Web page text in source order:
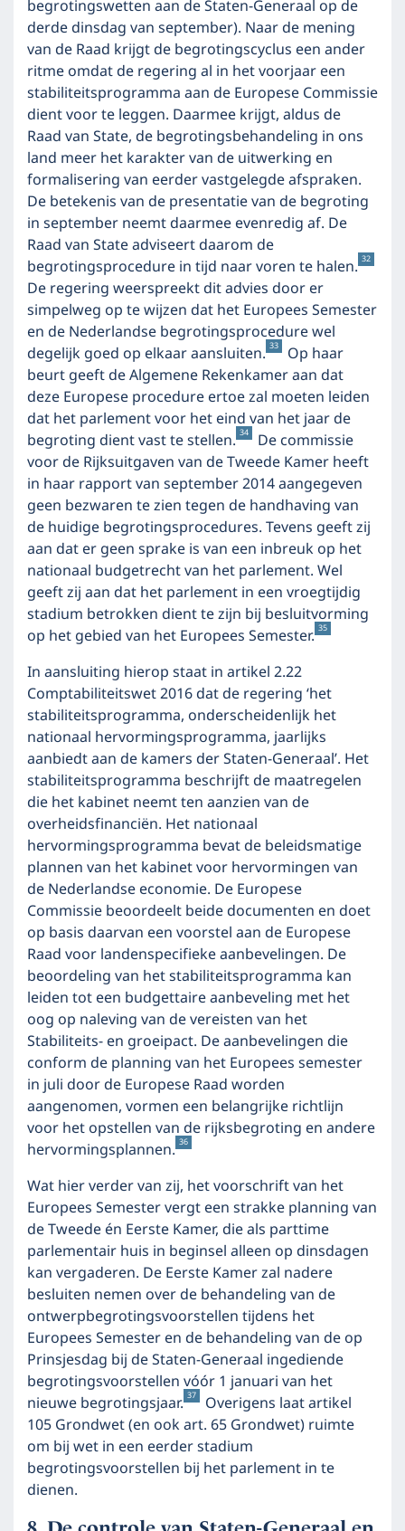
begrotingswetten aan de Staten-Generaal op de
derde dinsdag van september). Naar de mening
van de Raad krijgt de begrotingscyclus een ander
ritme omdat de regering al in het voorjaar een
stabiliteitsprogramma aan de Europese Commissie
dient voor te leggen. Daarmee krijgt, aldus de
Raad van State, de begrotingsbehandeling in ons
land meer het karakter van de uitwerking en
formalisering van eerder vastgelegde afspraken.
De betekenis van de presentatie van de begroting
in september neemt daarmee evenredig af. De
Raad van State adviseert daarom de
begrotingsprocedure in tijd naar voren te halen. 32
De regering weerspreekt dit advies door er
simpelweg op te wijzen dat het Europees Semester
en de Nederlandse begrotingsprocedure wel
degelijk goed op elkaar aansluiten. 33
Op haar
beurt geeft de Algemene Rekenkamer aan dat
deze Europese procedure ertoe zal moeten leiden
dat het parlement voor het eind van het jaar de
begroting dient vast te stellen. 34
De commissie
voor de Rijksuitgaven van de Tweede Kamer heeft
in haar rapport van september 2014 aangegeven
geen bezwaren te zien tegen de handhaving van
de huidige begrotingsprocedures. Tevens geeft zij
aan dat er geen sprake is van een inbreuk op het
nationaal budgetrecht van het parlement. Wel
geeft zij aan dat het parlement in een vroegtijdig
stadium betrokken dient te zijn bij besluitvorming
op het gebied van het Europees Semester. 35
In aansluiting hierop staat in artikel 2.22
Comptabiliteitswet 2016 dat de regering ‘het
stabiliteitsprogramma, onderscheidenlijk het
nationaal hervormingsprogramma, jaarlijks
aanbiedt aan de kamers der Staten-Generaal’. Het
stabiliteitsprogramma beschrijft de maatregelen
die het kabinet neemt ten aanzien van de
overheidsfinanciën. Het nationaal
hervormingsprogramma bevat de beleidsmatige
plannen van het kabinet voor hervormingen van
de Nederlandse economie. De Europese
Commissie beoordeelt beide documenten en doet
op basis daarvan een voorstel aan de Europese
Raad voor landenspecifieke aanbevelingen. De
beoordeling van het stabiliteitsprogramma kan
leiden tot een budgettaire aanbeveling met het
oog op naleving van de vereisten van het
Stabiliteits- en groeipact. De aanbevelingen die
conform de planning van het Europees semester
in juli door de Europese Raad worden
aangenomen, vormen een belangrijke richtlijn
voor het opstellen van de rijksbegroting en andere
hervormingsplannen. 36
Wat hier verder van zij, het voorschrift van het
Europees Semester vergt een strakke planning van
de Tweede én Eerste Kamer, die als parttime
parlementair huis in beginsel alleen op dinsdagen
kan vergaderen. De Eerste Kamer zal nadere
besluiten nemen over de behandeling van de
ontwerpbegrotingsvoorstellen tijdens het
Europees Semester en de behandeling van de op
Prinsjesdag bij de Staten-Generaal ingediende
begrotingsvoorstellen vóór 1 januari van het
nieuwe begrotingsjaar. 37
Overigens laat artikel
105 Grondwet (en ook art. 65 Grondwet) ruimte
om bij wet in een eerder stadium
begrotingsvoorstellen bij het parlement in te
dienen.